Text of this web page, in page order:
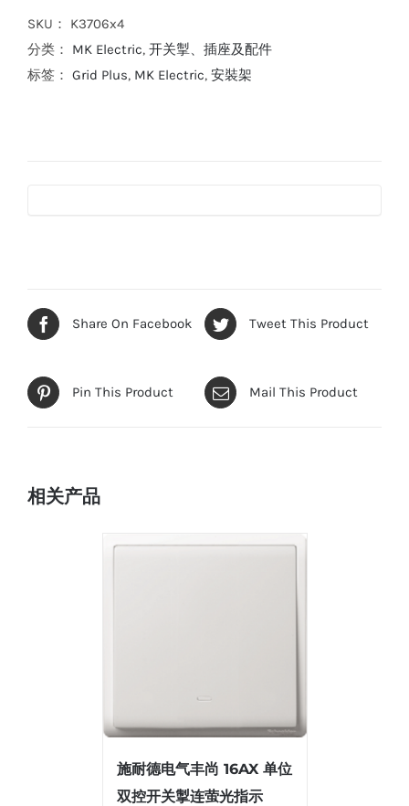
SKU： K3706x4
分类： MK Electric, 开关掣、插座及配件
标签： Grid Plus, MK Electric, 安裝架
Share On Facebook Tweet This Product
Pin This Product Mail This Product
相关产品
施耐德电气丰尚 16AX 单位
双控开关掣连萤光指示